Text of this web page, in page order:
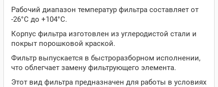
Рабочий диапазон температур фильтра составляет от
-26°C до +104°C.
Корпус фильтра изготовлен из углеродистой стали и
покрыт порошковой краской.
Фильтр выпускается в быстроразборном исполнении,
что облегчает замену фильтрующего элемента.
Этот вид фильтра предназначен для работы в условиях